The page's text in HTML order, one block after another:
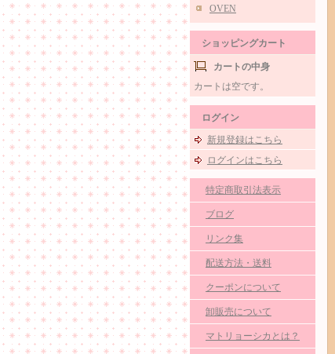
OVEN
ショッピングカート
カートの中身
カートは空です。
ログイン
新規登録はこちら
ログインはこちら
特定商取引法表示
ブログ
リンク集
配送方法・送料
クーポンについて
卸販売について
マトリョーシカとは？